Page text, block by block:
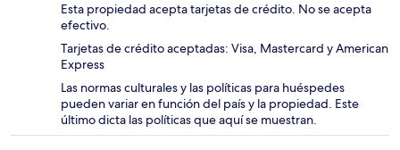
Esta propiedad acepta tarjetas de crédito. No se acepta
efectivo.
Tarjetas de crédito aceptadas: Visa, Mastercard y American
Express
Las normas culturales y las políticas para huéspedes
pueden variar en función del país y la propiedad. Este
último dicta las políticas que aquí se muestran.